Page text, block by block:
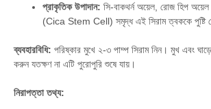
প্রাকৃতিক উপাদান: সি-বাকথর্ন অয়েল, রোজ হিপ অয়েল
(Cica Stem Cell) সমৃদ্ধ এই সিরাম ত্বককে পুষ্টি
ব্যবহারবিধি: পরিষ্কার মুখে ২-৩ পাম্প সিরাম নিন। মুখ এবং
করুন যতক্ষণ না এটি পুরোপুরি শুষে যায়।
নিরাপত্তা তথ্য: